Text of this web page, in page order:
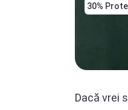
30%
Dacă vrei